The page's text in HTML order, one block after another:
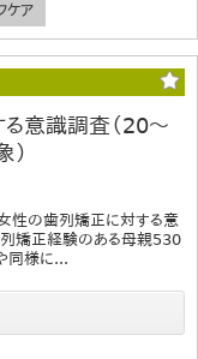
ケア
意識調査（20～
女性の歯列矯正に対する意
列矯正経験のある母親530
同様に...